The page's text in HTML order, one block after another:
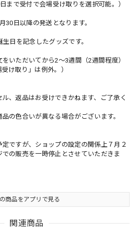
まで受付で会場受け取りを選択可能。）
30日以降の発送となります。
日を記念したグッズです。
いただいてから2〜3週間（2週間程度）
受け取り」は例外。）
、返品はお受けできかねます、ご了承く
の色合いが異なる場合がございます。
ですが、ショップの設定の関係上７月２
の販売を一時停止とさせていただきま
商品をアプリで見る
関連商品